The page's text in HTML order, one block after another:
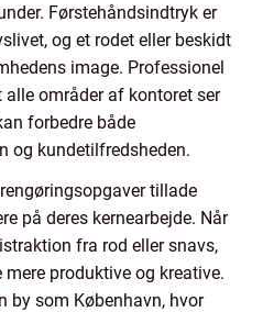
Førstehåndsindtryk er
og et rodet eller beskidt
image. Professionel
alle områder af kontoret ser
forbedre både
og kundetilfredsheden.
tillade
på deres kernearbejde. Når
fra rod eller snavs,
produktive og kreative.
by som København, hvor